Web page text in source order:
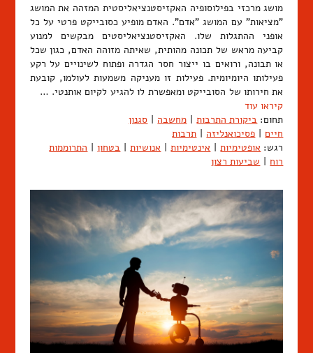
מושג מרכזי בפילוסופיה האקזיסטנציאליסטית המזהה את המושג
"מציאות" עם המושג "אדם". האדם מופיע כסובייקט פרטי על כל
אופני ההתגלות שלו. האקזיסטנציאליסטים מבקשים למנוע
קביעה מראש של תכונה מהותית, שאיתה מזוהה האדם, כגון שכל
או תבונה, ורואים בו ייצור חסר הגדרה ופתוח לשינויים על רקע
פעילותו היומיומית. פעילות זו מעניקה משמעות לעולמו, קובעת
את חירותו של הסובייקט ומאפשרת לו להגיע לקיום אותנטי. …
קיראו עוד
תחום: ביקורת התרבות | מחשבה | סגנון
חיים | פסיכואנליזה | תרבות
רגש: אופטימיות | אינטימיות | אנושיות | בטחון | התרוממות
רוח | שביעות רצון